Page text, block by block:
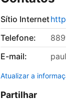
Sítio Internet
Telefone:
E-mail:
Atualizar a
Partilhar